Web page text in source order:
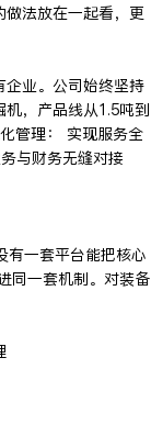
法放在一起看，更
业。公司始终坚持
，产品线从1.5吨到
管理： 实现服务全
与财务无缝对接
有一套平台能把核心
同一套机制。对装备